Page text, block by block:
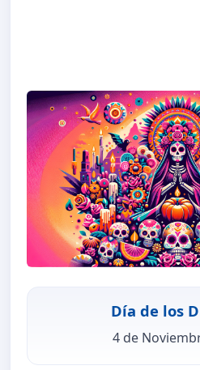
Día de los
4 de